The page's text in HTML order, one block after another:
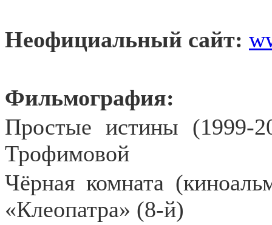
Неофициальный сайт:
Фильмография:
Простые истины (1999-
Трофимовой
Чёрная комната
«Клеопатра» (8-й)